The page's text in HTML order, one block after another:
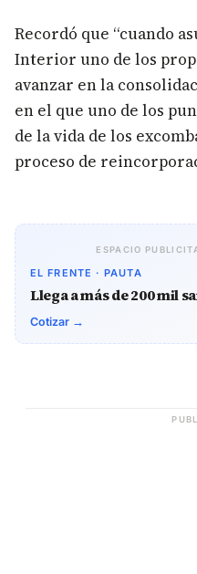
Recordó que “cuando
Interior uno de los
avanzar en la
en el que uno de los
de la vida de los
proceso de
ESPACIO
EL FRENTE · PAUTA
Llega a más de 200 mil
Cotizar →